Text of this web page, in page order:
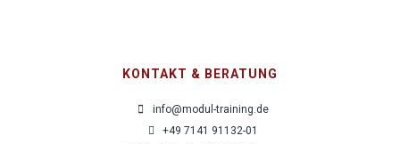
KONTAKT & BERATUNG
info@modul-training.de
+49 7141 91132-01